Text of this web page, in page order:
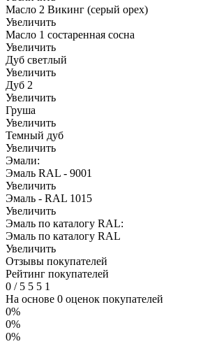
Масло 2 Викинг (серый орех)
Увеличить
Масло 1 состаренная сосна
Увеличить
Дуб светлый
Увеличить
Дуб 2
Увеличить
Груша
Увеличить
Темный дуб
Увеличить
Эмали:
Эмаль RAL - 9001
Увеличить
Эмаль - RAL 1015
Увеличить
Эмаль по каталогу RAL:
Эмаль по каталогу RAL
Увеличить
Отзывы покупателей
Рейтинг покупателей
0 /5 5 5 1
На основе 0 оценок покупателей
0%
0%
0%